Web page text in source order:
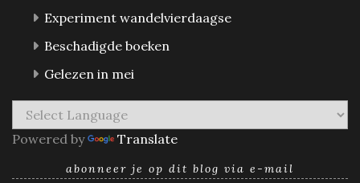
Experiment wandelvierdaagse
Beschadigde boeken
Gelezen in mei
Powered by Translate
abonneer je op dit blog via e-mail